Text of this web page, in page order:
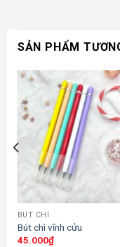
SẢN PHẨM
BÚT CHÌ
Bút chì vĩnh cửu
45.000₫